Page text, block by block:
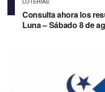
Consulta ahora los
Luna – Sábado 8 de